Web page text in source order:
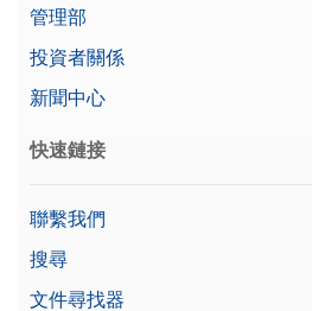
管理部
投資者關係
新聞中心
快速鏈接
聯繫我們
搜尋
文件尋找器